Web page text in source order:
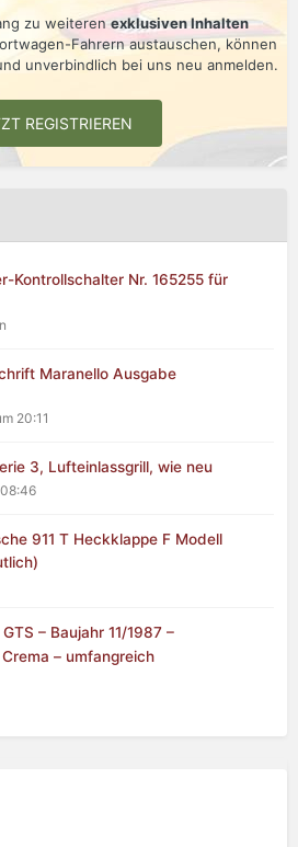
zu weiterenexklusiven Inhalten
Fahrern austauschen, können
unverbindlich bei uns neu anmelden.
REGISTRIEREN
Kontrollschalter Nr. 165255 für
Maranello Ausgabe
20:11
3, Lufteinlassgrill, wie neu
911 T Heckklappe F Modell
– Baujahr 11/1987 –
– umfangreich